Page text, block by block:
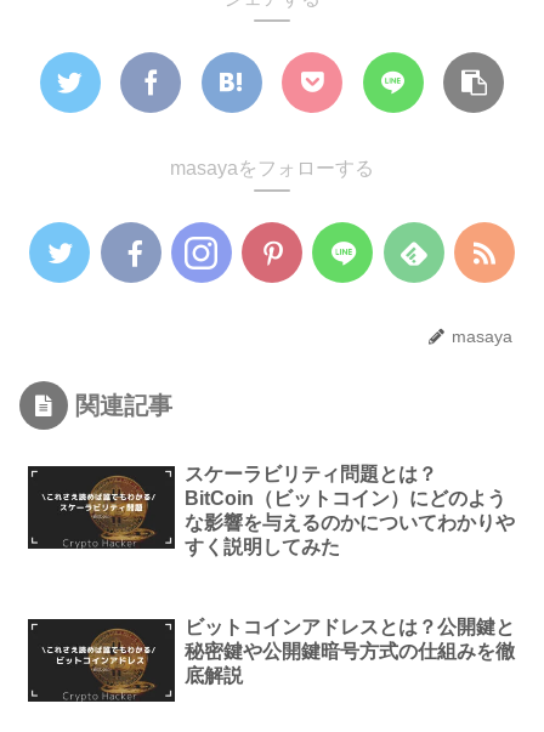
masayaをフォローする
masaya
関連記事
スケーラビリティ問題とは？
BitCoin（ビットコイン）にどのよう
な影響を与えるのかについてわかりや
すく説明してみた
ビットコインアドレスとは？公開鍵と
秘密鍵や公開鍵暗号方式の仕組みを徹
底解説